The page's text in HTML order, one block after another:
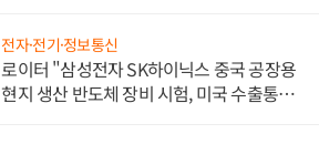
전자·전기·정보통신
로이터 "삼성전자 SK하이닉스 중국 공장용
현지 생산 반도체 장비 시험, 미국 수출통제